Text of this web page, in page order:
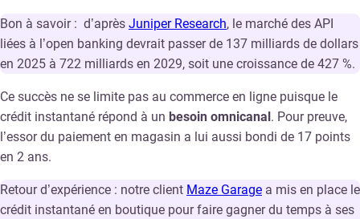
Bon à savoir : d’après Juniper Research, le marché des API
liées à l’open banking devrait passer de 137 milliards de dollars
en 2025 à 722 milliards en 2029, soit une croissance de 427 %.
Ce succès ne se limite pas au commerce en ligne puisque le
crédit instantané répond à un besoin omnicanal . Pour preuve,
l’essor du paiement en magasin a lui aussi bondi de 17 points
en 2 ans.
Retour d’expérience : notre client Maze Garage a mis en place le
crédit instantané en boutique pour faire gagner du temps à ses